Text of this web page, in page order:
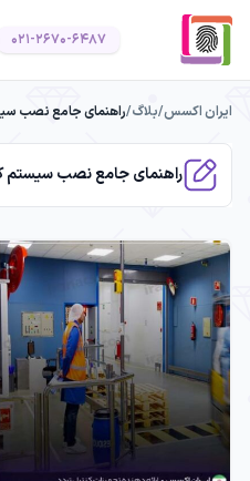
۰۲۱-۲۶۷۰-۶۴۸۷
ایران اکسس/بلاگ/راهنمای جامع نصب
راهنمای جامع نصب سیستم